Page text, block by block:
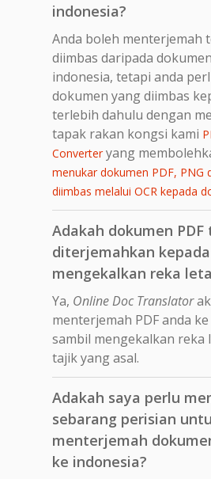
indonesia?
Anda boleh menterjemah
diimbas daripada
indonesia, tetapi anda
dokumen yang diimbas
terlebih dahulu dengan
tapak rakan kongsi kami
Converteryang
menukar dokumen PDF, PNG
diimbas melalui OCR kepada
Adakah dokumen
diterjemahkan
mengekalkan reka
Ya, Online Doc Translator
menterjemah PDF anda
sambil mengekalkan reka
tajik yang asal.
Adakah saya perlu
sebarang perisian
menterjemah
ke indonesia?